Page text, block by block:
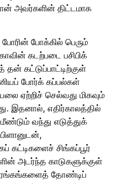
அவர்களின் திட்டமாக
போக்கில் பெரும்
கடற்படை பசிபிக்
கட்டுப்பாட்டிற்குள்
போர்க் கப்பல்கள்
ஏற்றிச் செல்வது மிகவும்
இதனால், எதிர்காலத்தில்
மீண்டும் வந்து எடுத்துக்
சிங்கப்பூர்
அடர்ந்த காடுகளுக்குள்
தோண்டிப்